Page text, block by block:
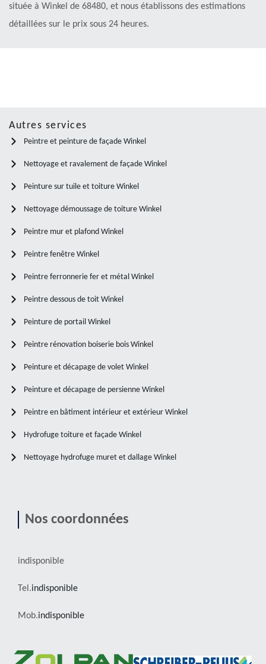
située à Winkel de 68480, et nous établissons des estimations
détaillées sur le prix sous 24 heures.
Autres services
Peintre et peinture de façade Winkel
Nettoyage et ravalement de façade Winkel
Peinture sur tuile et toiture Winkel
Nettoyage démoussage de toiture Winkel
Peintre mur et plafond Winkel
Peintre fenêtre Winkel
Peintre ferronnerie fer et métal Winkel
Peintre dessous de toit Winkel
Peinture de portail Winkel
Peintre rénovation boiserie bois Winkel
Peinture et décapage de volet Winkel
Peinture et décapage de persienne Winkel
Peintre en bâtiment intérieur et extérieur Winkel
Hydrofuge toiture et façade Winkel
Nettoyage hydrofuge muret et dallage Winkel
Nos coordonnées
indisponible
Tel.indisponible
Mob.indisponible